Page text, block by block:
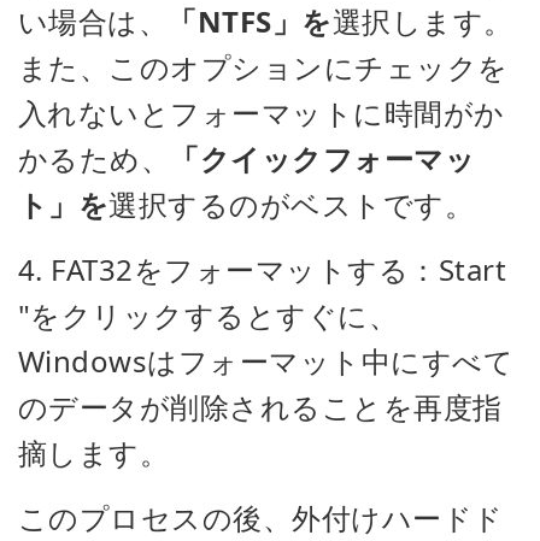
い場合は、
「NTFS」を選択します。
また、このオプションにチェックを
入れないとフォーマットに時間がか
かるため、
「クイックフォーマッ
ト」を選択するのがベストです。
4. FAT32をフォーマットする：Start
"をクリックするとすぐに、
Windowsはフォーマット中にすべて
のデータが削除されることを再度指
摘します。
このプロセスの後、外付けハードド